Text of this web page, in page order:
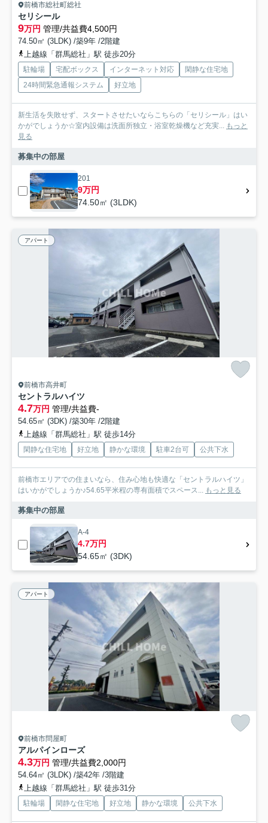
前橋市総社町総社
セリシール
9万円 管理/共益費4,500円
74.50㎡ (3LDK) /築9年 /2階建
上越線「群馬総社」駅 徒歩20分
駐輪場 宅配ボックス インターネット対応
閑静な住宅地
24時間緊急通報システム
好立地
新生活を失敗せず、スタートさせたいならこちらの「セリシール」はい
かがでしょうか☆室内設備は洗面所独立・浴室乾燥機など充実... もっと
見る
募集中の部屋
201
9万円
74.50㎡ (3LDK)
アパート
前橋市高井町
セントラルハイツ
4.7万円 管理/共益費-
54.65㎡ (3DK) /築30年 /2階建
上越線「群馬総社」駅 徒歩14分
閑静な住宅地 好立地 静かな環境 駐車2台可 公共下水
前橋市エリアでの住まいなら、住み心地も快適な「セントラルハイツ」
はいかがでしょうか♪54.65平米程の専有面積でスペース... もっと見る
募集中の部屋
A-4
4.7万円
54.65㎡ (3DK)
アパート
前橋市問屋町
アルパインローズ
4.3万円 管理/共益費2,000円
54.64㎡ (3LDK) /築42年 /3階建
上越線「群馬総社」駅 徒歩31分
駐輪場 閑静な住宅地 好立地 静かな環境 公共下水